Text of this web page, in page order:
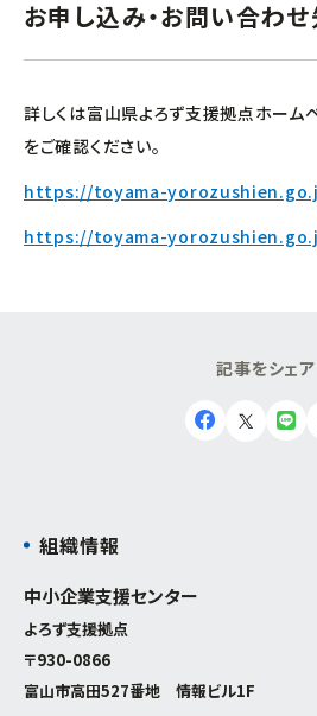
お申し込み・お問い合わせ
詳しくは富山県よろず支援拠点ホーム
をご確認ください。
https://toyama-
https://toyama-
記事をシェア
組織情報
中小企業支援センター
よろず支援拠点
〒930-0866
富山市高田527番地 情報ビル1F